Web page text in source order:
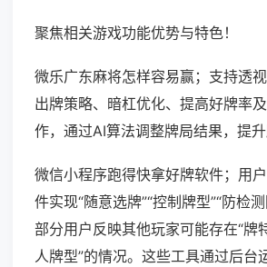
聚焦相关游戏功能优势与特色！
微乐广东麻将怎样容易赢；支持透
出牌策略、暗杠优化、提高好牌率
作，通过AI算法调整牌局结果，提升
微信小程序跑得快拿好牌软件；用
件实现“随意选牌”“控制牌型”“防检测
部分用户反映其他玩家可能存在“牌
人牌型”的情况。这些工具通过后台